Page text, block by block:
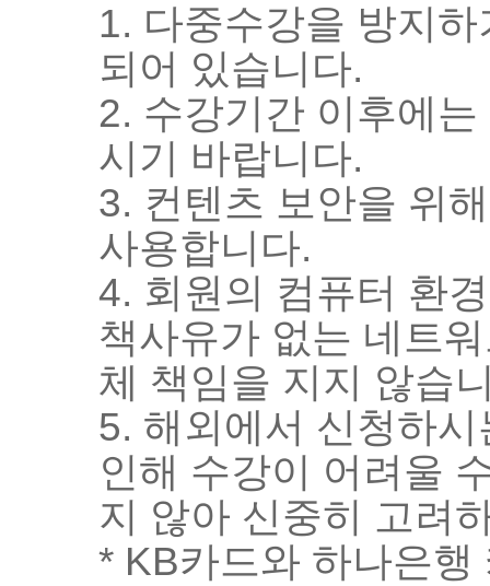
1. 다중수강을 방지
되어 있습니다.
2. 수강기간 이후에
시기 바랍니다.
3. 컨텐츠 보안을 위
사용합니다.
4. 회원의 컴퓨터 환
책사유가 없는 네트
체 책임을 지지 않습
5. 해외에서 신청하
인해 수강이 어려울
지 않아 신중히 고려
* KB카드와 하나은